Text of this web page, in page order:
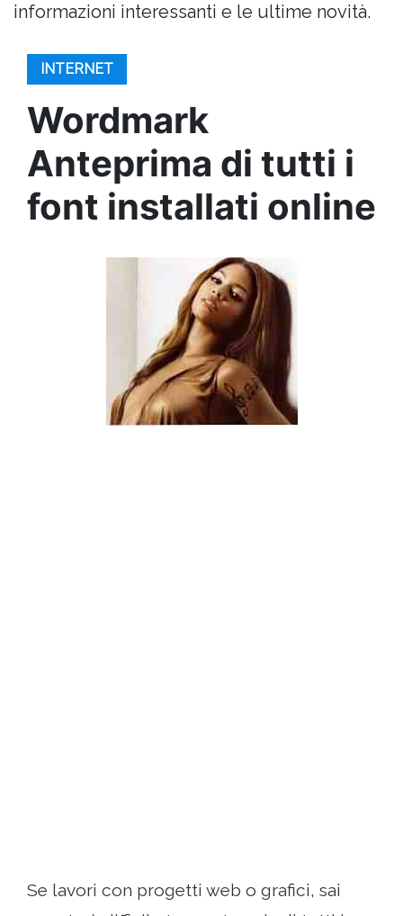
informazioni interessanti e le ultime novità.
INTERNET
Wordmark
Anteprima di tutti i
font installati online
Se lavori con progetti web o grafici, sai